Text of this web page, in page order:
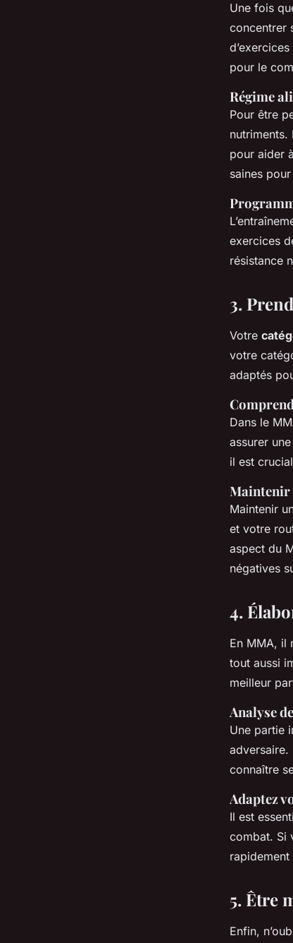
Une fois
concentrer
pour le
Régime
Pour être
pour aider
saines
exercices
résistance
3.
Votre
votre
adaptés
Dans le
assurer
il est
Maintenir
Maintenir
et votre
aspect du
négatives
4.
En MMA, il
tout aussi
meilleur
Analyse
Une partie
adversaire.
connaître
Adaptez
Il est
combat. Si
5. Être
Enfin,